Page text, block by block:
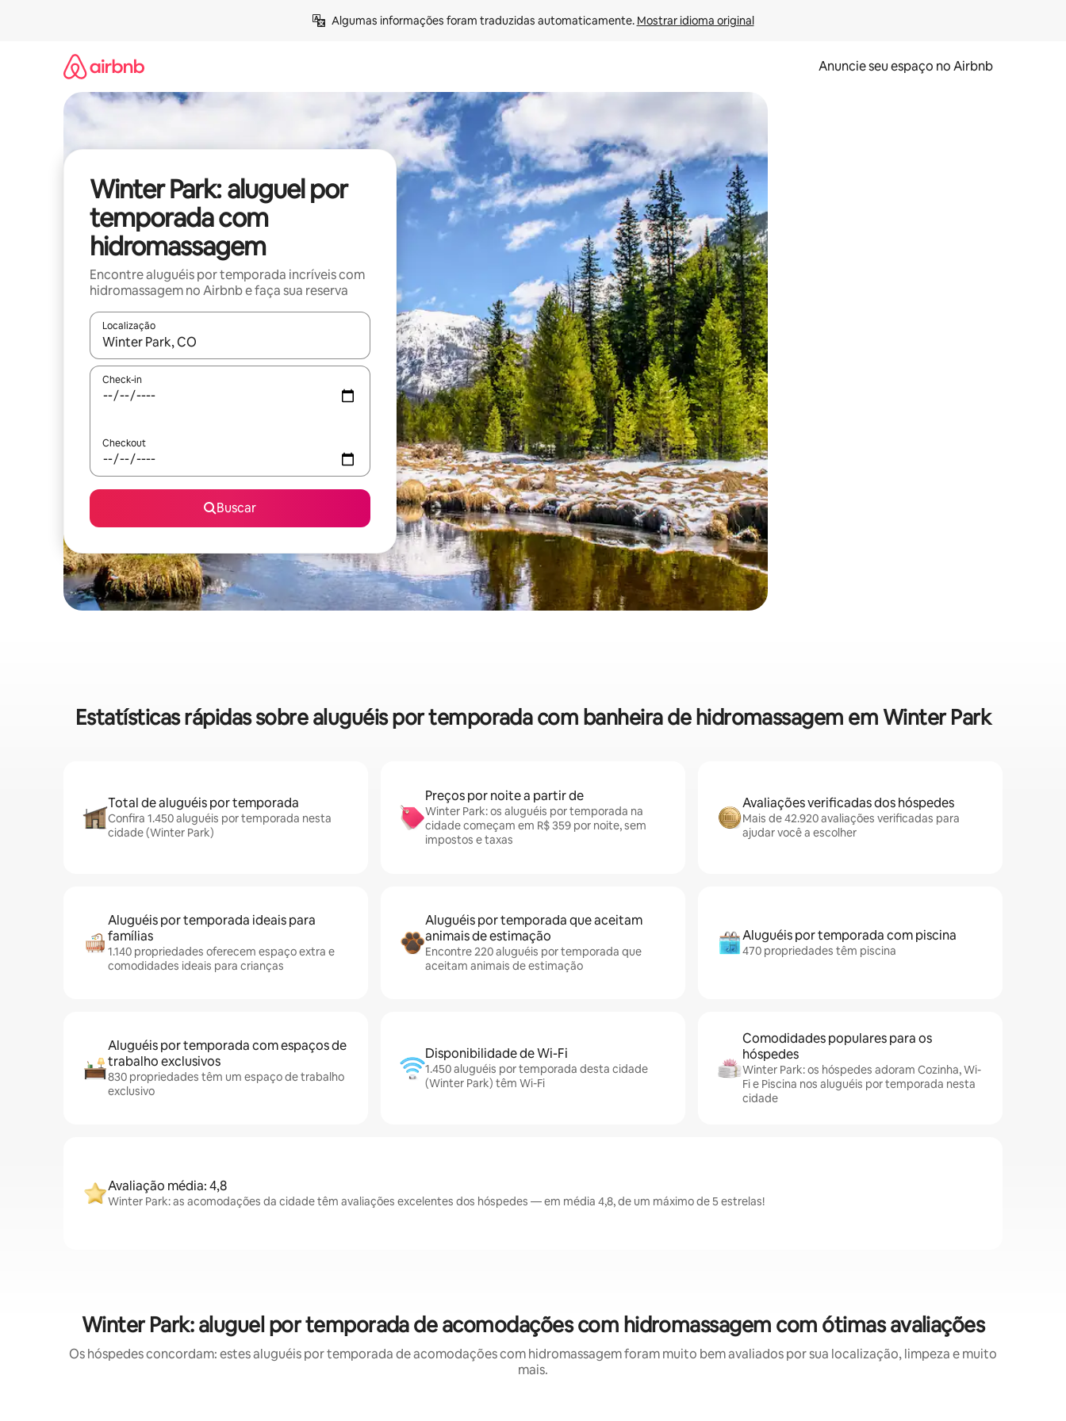
Algumas informações foram traduzidas automaticamente. Mostrar idioma original
Anuncie seu espaço no Airbnb
Winter Park: aluguel por
temporada com
hidromassagem
Encontre aluguéis por temporada incríveis com
hidromassagem no Airbnb e faça sua reserva
Localização
Quando os resultados estiverem disponíveis, explore-os usando as seta para cima e para baixo do teclado ou tocando e deslizando o dedo na tela.
Check-in
Checkout
Buscar
Estatísticas rápidas sobre aluguéis por temporada com banheira de hidromassagem em Winter Park
Total de aluguéis por temporada
Confira 1.450 aluguéis por temporada nesta
cidade (Winter Park)
Preços por noite a partir de
Winter Park: os aluguéis por temporada na
cidade começam em R$ 359 por noite, sem
impostos e taxas
Avaliações verificadas dos hóspedes
Mais de 42.920 avaliações verificadas para
ajudar você a escolher
Aluguéis por temporada ideais para
famílias
1.140 propriedades oferecem espaço extra e
comodidades ideais para crianças
Aluguéis por temporada que aceitam
animais de estimação
Encontre 220 aluguéis por temporada que
aceitam animais de estimação
Aluguéis por temporada com piscina
470 propriedades têm piscina
Aluguéis por temporada com espaços de
trabalho exclusivos
830 propriedades têm um espaço de trabalho
exclusivo
Disponibilidade de Wi-Fi
1.450 aluguéis por temporada desta cidade
(Winter Park) têm Wi-Fi
Comodidades populares para os
hóspedes
Winter Park: os hóspedes adoram Cozinha, Wi-
Fi e Piscina nos aluguéis por temporada nesta
cidade
Avaliação média: 4,8
Winter Park: as acomodações da cidade têm avaliações excelentes dos hóspedes — em média 4,8, de um máximo de 5 estrelas!
Winter Park: aluguel por temporada de acomodações com hidromassagem com ótimas avaliações
Os hóspedes concordam: estes aluguéis por temporada de acomodações com hidromassagem foram muito bem avaliados por sua localização, limpeza e muito
mais.